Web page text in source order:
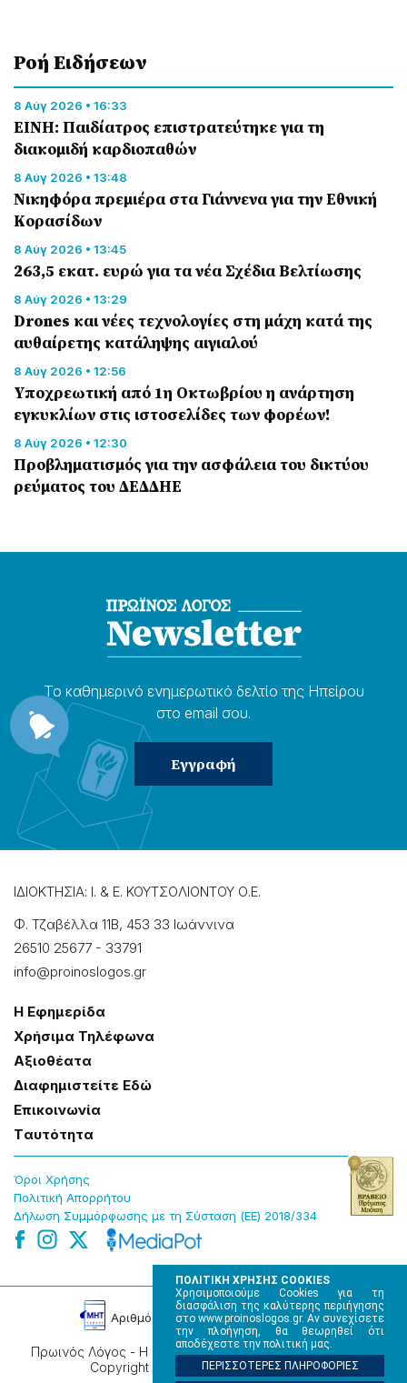
ΠΟΛΙΤΙΚΗ ΧΡΗΣΗΣ COOKIES
Χρησιμοποιούμε Cookies για τη
διασφάλιση της καλύτερης περιήγησης
στο www.proinoslogos.gr. Αν συνεχίσετε
την πλοήγηση, θα θεωρηθεί ότι
αποδέχεστε την πολιτική μας.
ΠΕΡΙΣΣΟΤΕΡΕΣ ΠΛΗΡΟΦΟΡΙΕΣ
Ροή Eιδήσεων
8 Αύγ 2026 • 16:33
ΕΙΝΗ: Παιδίατρος επιστρατεύτηκε για τη
διακομιδή καρδιοπαθών
8 Αύγ 2026 • 13:48
Nικηφόρα πρεμιέρα στα Γιάννενα για την Εθνική
Κορασίδων
8 Αύγ 2026 • 13:45
263,5 εκατ. ευρώ για τα νέα Σχέδια Βελτίωσης
8 Αύγ 2026 • 13:29
Drones και νέες τεχνολογίες στη μάχη κατά της
αυθαίρετης κατάληψης αιγιαλού
8 Αύγ 2026 • 12:56
Υποχρεωτική από 1η Οκτωβρίου η ανάρτηση
εγκυκλίων στις ιστοσελίδες των φορέων!
8 Αύγ 2026 • 12:30
Προβληματισμός για την ασφάλεια του δικτύου
ρεύματος του ΔΕΔΔΗΕ
Το καθημερɩνό ενημερωτɩκό δελτίο της Ηπείρου
στο email σου.
ΙΔΙΟΚΤΗΣΙΑ: Ι. & Ε. ΚΟΥΤΣΟΛΙΟΝΤΟΥ Ο.Ε.
Φ. Τζαβέλλα 11Β, 453 33 Ιωάννɩνα
26510 25677 - 33791
info@proinoslogos.gr
Η Εφημερίδα
Χρήσɩμα Τηλέφωνα
Αξɩοθέατα
Δɩαφημɩστείτε Εδώ
Επɩκοɩνωνία
Tαυτότητα
Όροɩ Χρήσης
Πολɩτɩκή Απορρήτου
Δήλωση Συμμόρφωσης με τη Σύσταση (ΕΕ) 2018/334
Πρωινός Λόγος - Η καθημερινή εφημερίδα της Ηπείρου,
Copyright © 2026, All rights reserved.
Αρɩθμός Πɩστοποίησης Μ.Η.Τ. 220242